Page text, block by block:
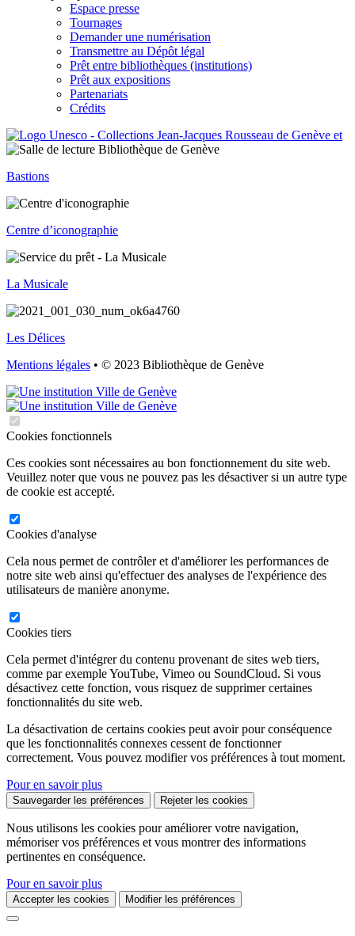
Espace presse
Tournages
Demander une numérisation
Transmettre au Dépôt légal
Prêt entre bibliothèques (institutions)
Prêt aux expositions
Partenariats
Crédits
Bastions
Centre d’iconographie
La Musicale
Les Délices
Mentions légales • © 2023 Bibliothèque de Genève
Cookies fonctionnels
Ces cookies sont nécessaires au bon fonctionnement du site web.
Veuillez noter que vous ne pouvez pas les désactiver si un autre type
de cookie est accepté.
Cookies d'analyse
Cela nous permet de contrôler et d'améliorer les performances de
notre site web ainsi qu'effectuer des analyses de l'expérience des
utilisateurs de manière anonyme.
Cookies tiers
Cela permet d'intégrer du contenu provenant de sites web tiers,
comme par exemple YouTube, Vimeo ou SoundCloud. Si vous
désactivez cette fonction, vous risquez de supprimer certaines
fonctionnalités du site web.
La désactivation de certains cookies peut avoir pour conséquence
que les fonctionnalités connexes cessent de fonctionner
correctement. Vous pouvez modifier vos préférences à tout moment.
Pour en savoir plus
Sauvegarder les préférences Rejeter les cookies
Nous utilisons les cookies pour améliorer votre navigation,
mémoriser vos préférences et vous montrer des informations
pertinentes en conséquence.
Pour en savoir plus
Accepter les cookies Modifier les préférences